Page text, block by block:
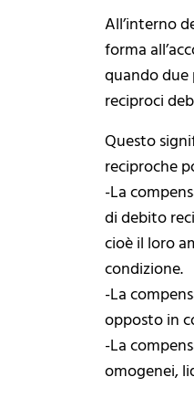
All’interno
forma
quando due
reciproci
Questo
reciproche
-La
di debito
cioè il loro
condizione.
-La
opposto in
-La
omogenei,